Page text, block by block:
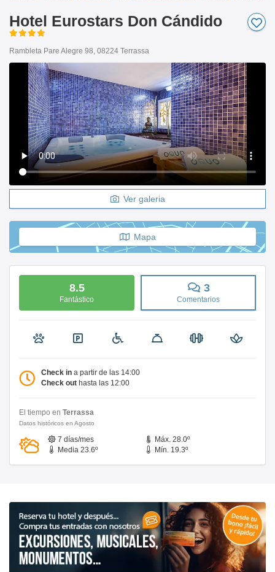
Hotel Eurostars Don Cándido
Rambleta Pare Alegre 98, 08224 Terrassa
Ver galeria
Mapa
8.5
Fantástico
3
Comentarios
Check in a partir de las 14:00
Check out hasta las 12:00
El tiempo en Terrassa
Datos históricos en Agosto
7 días/mes
Máx. 28.0º
Media 23.6º
Mín. 19.3º